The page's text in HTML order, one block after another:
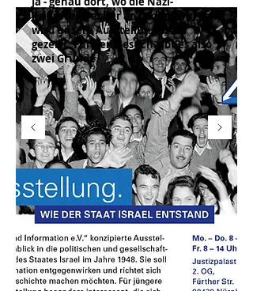
Kriegsverbrecher angeklagt wurden,
wird unsere Ausstellung 1948
gezeigt. Für den Besuch gibt es also
zwei Gründe.